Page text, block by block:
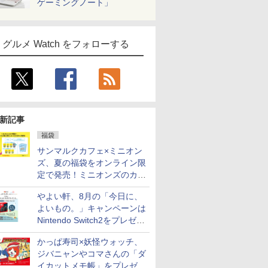
ゲーミングノート」
グルメ Watch をフォローする
記事
福袋
サンマルクカフェ×ミニオン
ズ、夏の福袋をオンライン限
定で発売！ミニオンズのカッ
プと2500円相当のチケット
付き
やよい軒、8月の「今日に、
よいもの。」キャンペーンは
Nintendo Switch2をプレゼン
ト
かっぱ寿司×妖怪ウォッチ、
ジバニャンやコマさんの「ダ
イカットメモ帳」をプレゼン